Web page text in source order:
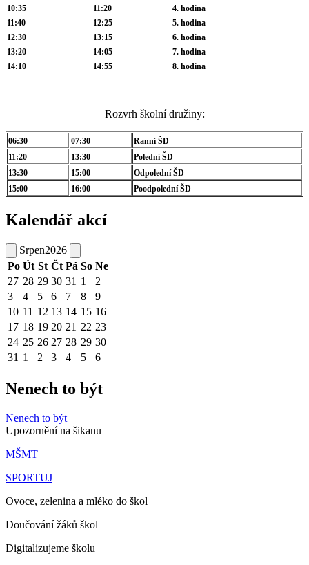
10:35
11:20
4. hodina
11:40
12:25
5. hodina
12:30
13:15
6. hodina
13:20
14:05
7. hodina
14:10
14:55 8. hodina
Rozvrh školní družiny:
06:30 07:30
Ranní ŠD
11:20
13:30
Polední ŠD
13:30
15:00
Odpolední ŠD
15:00
16:00 Poodpolední ŠD
Kalendář akcí
Srpen2026
Po Út St Čt Pá So Ne
27 28 29 30 31 1
2
3
4 5 6 7 8
9
10 11 12 13 14 15 16
17 18 19 20 21 22 23
24 25 26 27 28 29 30
31 1 2 3 4 5 6
Nenech to být
Nenech to být
Upozornění na šikanu
MŠMT
SPORTUJ
Ovoce, zelenina a mléko do škol
Doučování žáků škol
Digitalizujeme školu